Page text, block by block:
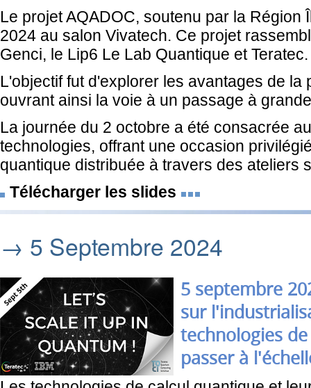
Le projet AQADOC, soutenu par la Région
2024 au salon Vivatech. Ce projet
Genci, le Lip6 Le Lab Quantique et Teratec.
L'objectif fut d'explorer les avantages de
ouvrant ainsi la voie à un passage à
La journée du 2 octobre a été consacrée
technologies, offrant une occasion
quantique distribuée à travers des ateliers
Télécharger les slides
→ 5 Septembre 2024
5 septembre
sur
technologies
passer à